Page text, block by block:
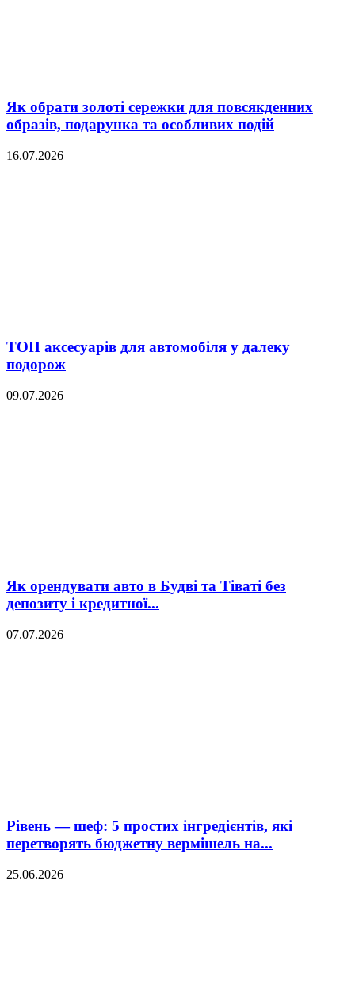
Як обрати золоті сережки для повсякденних
образів, подарунка та особливих подій
16.07.2026
ТОП аксесуарів для автомобіля у далеку
подорож
09.07.2026
Як орендувати авто в Будві та Тіваті без
депозиту і кредитної...
07.07.2026
Рівень — шеф: 5 простих інгредієнтів, які
перетворять бюджетну вермішель на...
25.06.2026